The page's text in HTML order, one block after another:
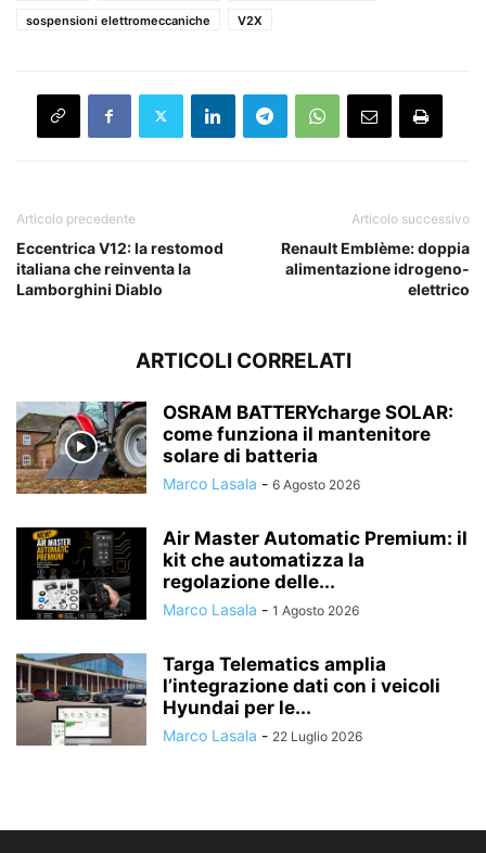
sospensioni elettromeccaniche
V2X
Articolo precedente
Eccentrica V12: la restomod
italiana che reinventa la
Lamborghini Diablo
Articolo successivo
Renault Emblème: doppia
alimentazione idrogeno-
elettrico
ARTICOLI CORRELATI
OSRAM BATTERYcharge SOLAR:
come funziona il mantenitore
solare di batteria
Marco Lasala - 6 Agosto 2026
Air Master Automatic Premium: il
kit che automatizza la
regolazione delle...
Marco Lasala - 1 Agosto 2026
Targa Telematics amplia
l’integrazione dati con i veicoli
Hyundai per le...
Marco Lasala - 22 Luglio 2026